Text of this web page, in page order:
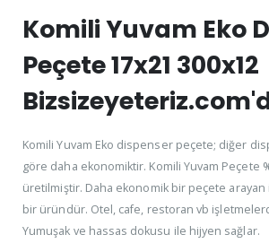
Komili Yuvam Eko
Peçete 17x21 300x12
Komili Yuvam Eko dispenser peçete; diğer
göre daha ekonomiktir. Komili Yuvam Peçete
üretilmiştir. Daha ekonomik bir peçete
bir üründür. Otel, cafe, restoran vb
Yumuşak ve hassas dokusu ile hijyen sağlar.